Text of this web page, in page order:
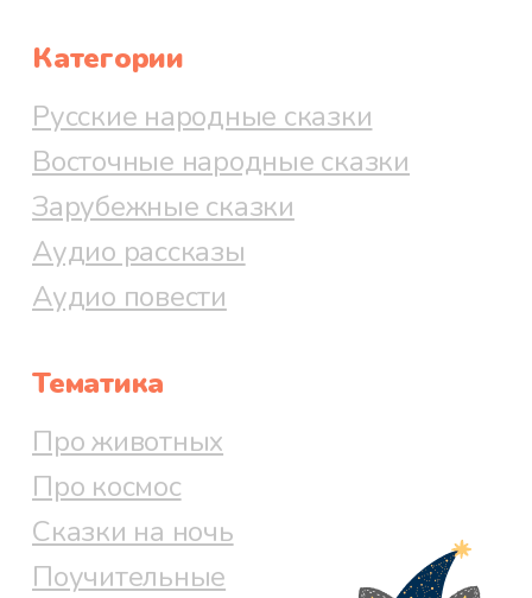
Категории
Русские народные сказки
Восточные народные сказки
Зарубежные сказки
Аудио рассказы
Аудио повести
Тематика
Про животных
Про космос
Сказки на ночь
Поучительные